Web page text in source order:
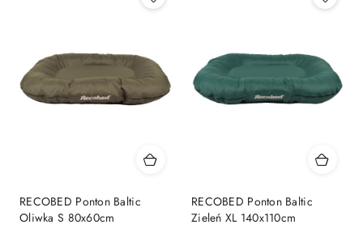
RECOBED Ponton Baltic
Oliwka S 80x60cm
RECOBED Ponton Baltic
Zieleń XL 140x110cm